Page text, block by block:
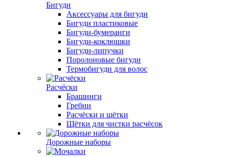
Бигуди
Аксессуары для бигуди
Бигуди пластиковые
Бигуди-бумеранги
Бигуди-коклюшки
Бигуди-липучки
Поролоновые бигуди
Термобигуди для волос
Расчёски
Брашинги
Гребни
Расчёски и щётки
Щётки для чистки расчёсок
Дорожные наборы